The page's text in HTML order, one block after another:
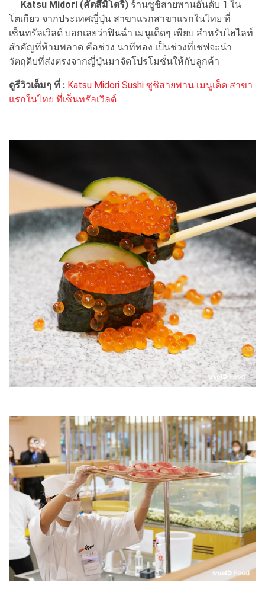
Katsu Midori (คัตสึมิโดริ) ร้านซูชิสายพานอันดับ 1 ใน
โตเกียว จากประเทศญี่ปุ่น สาขาแรกสาขาแรกในไทย ที่
เซ็นทรัลเวิลด์ บอกเลยว่าฟินฉ่ำ เมนูเด็ดๆ เพียบ สำหรับไฮไลท์
สำคัญที่ห้ามพลาด คือช่วง นาทีทอง เป็นช่วงที่เชฟจะนำ
วัตถุดิบที่ส่งตรงจากญี่ปุ่นมาจัดโปรโมชั่นให้กับลูกค้า
ดูรีวิวเต็มๆ ที่ : Katsu Midori Sushi ซูชิสายพาน เมนูเด็ด สาขา
แรกในไทย ที่เซ็นทรัลเวิลด์